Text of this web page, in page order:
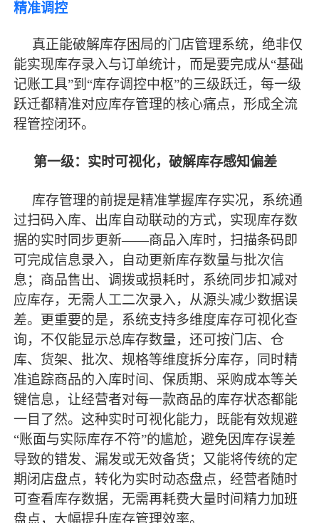
精准调控
真正能破解库存困局的门店管理系统，绝非仅
能实现库存录入与订单统计，而是要完成从“基础
记账工具”到“库存调控中枢”的三级跃迁，每一级
跃迁都精准对应库存管理的核心痛点，形成全流
程管控闭环。
第一级：实时可视化，破解库存感知偏差
库存管理的前提是精准掌握库存实况，系统通
过扫码入库、出库自动联动的方式，实现库存数
据的实时同步更新——商品入库时，扫描条码即
可完成信息录入，自动更新库存数量与批次信
息；商品售出、调拨或损耗时，系统同步扣减对
应库存，无需人工二次录入，从源头减少数据误
差。更重要的是，系统支持多维度库存可视化查
询，不仅能显示总库存数量，还可按门店、仓
库、货架、批次、规格等维度拆分库存，同时精
准追踪商品的入库时间、保质期、采购成本等关
键信息，让经营者对每一款商品的库存状态都能
一目了然。这种实时可视化能力，既能有效规避
“账面与实际库存不符”的尴尬，避免因库存误差
导致的错发、漏发或无效备货；又能将传统的定
期闭店盘点，转化为实时动态盘点，经营者随时
可查看库存数据，无需再耗费大量时间精力加班
盘点，大幅提升库存管理效率。